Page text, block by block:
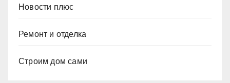
Новости плюс
Ремонт и отделка
Строим дом сами